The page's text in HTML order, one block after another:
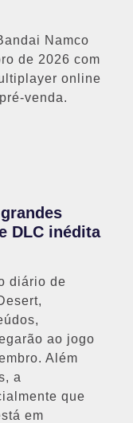
Namco
de 2026 com
online
venda.
DLC inédita
diário de
ao jogo
Além
a
que
em